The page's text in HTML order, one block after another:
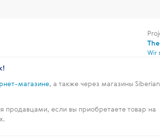
Wir
магазине, а также через магазины Siberian
продавцами, если вы приобретаете товар на